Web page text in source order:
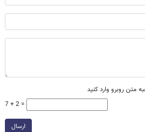
متن روبرو وارد کنید
7 + 2 =
ارسال